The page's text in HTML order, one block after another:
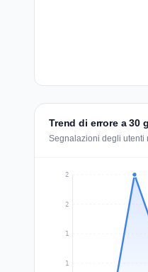
Trend di errore a 30
Segnalazioni degli utenti
1
1
2
2